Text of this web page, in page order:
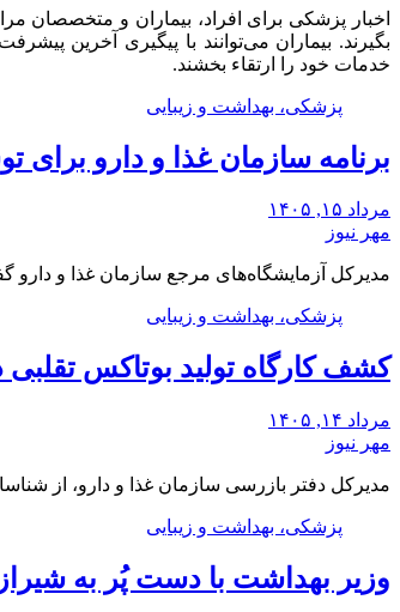
اخبار پزشکی برای افراد، بیماران و متخصصان
بگیرند. بیماران می‌توانند با پیگیری آخرین
خدمات خود را ارتقاء بخشند.
پزشکی، بهداشت و زیبایی
برنامه سازمان غذا و دارو برای
مرداد ۱۵, ۱۴۰۵
مهر نیوز
مدیرکل آزمایشگاه‌های مرجع سازمان غذا و
پزشکی، بهداشت و زیبایی
کشف کارگاه تولید بوتاکس تقلبی
مرداد ۱۴, ۱۴۰۵
مهر نیوز
مدیرکل دفتر بازرسی سازمان غذا و دارو، از
پزشکی، بهداشت و زیبایی
وزیر بهداشت با دست پُر به